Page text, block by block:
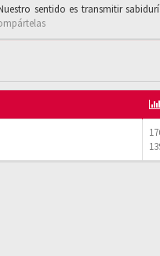
sentido es transmitir